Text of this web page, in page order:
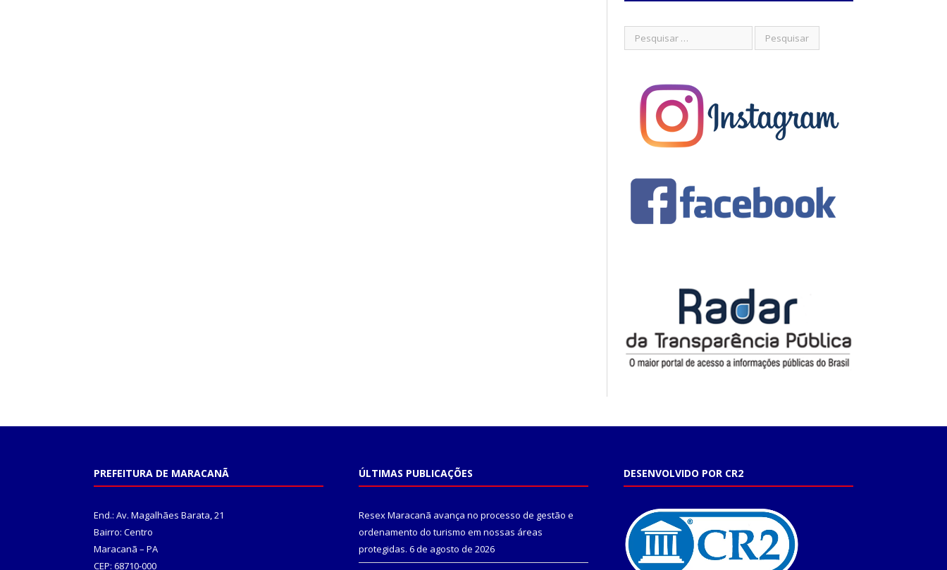
PREFEITURA DE MARACANÃ
End.: Av. Magalhães Barata, 21
Bairro: Centro
Maracanã – PA
CEP: 68710-000
ÚLTIMAS PUBLICAÇÕES
Resex Maracanã avança no processo de gestão e
ordenamento do turismo em nossas áreas
protegidas. 6 de agosto de 2026
DESENVOLVIDO POR CR2